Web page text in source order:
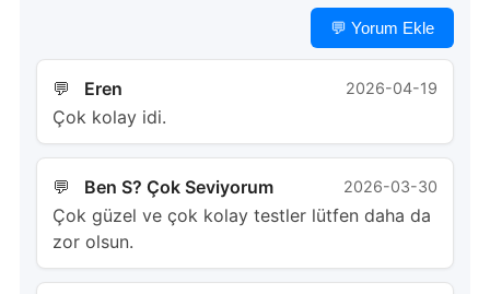
💬 Yorum Ekle
Eren 2026-04-19
Çok kolay idi.
Ben S? Çok Seviyorum 2026-03-30
Çok güzel ve çok kolay testler lütfen daha da
zor olsun.